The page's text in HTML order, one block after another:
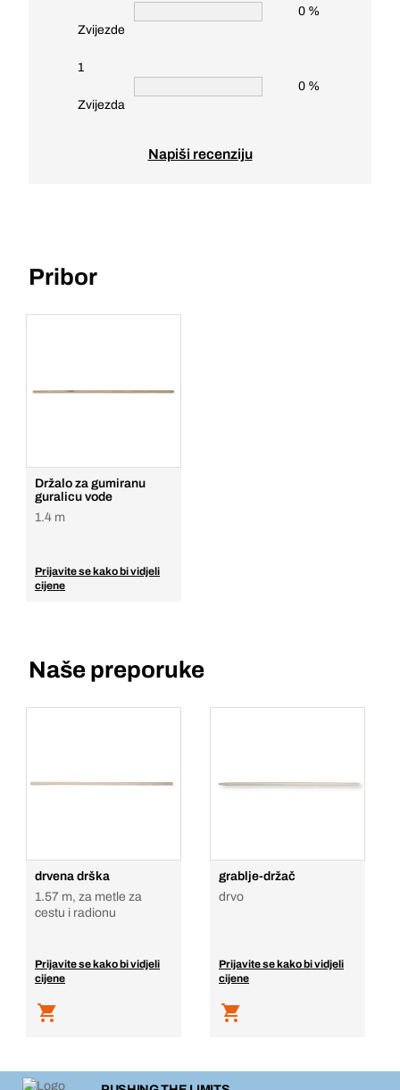
Zvijezde
0 %
1
Zvijezda
0 %
Napiši recenziju
Pribor
Držalo za gumiranu
guralicu vode
1.4 m
Prijavite se kako bi vidjeli
cijene
Naše preporuke
drvena drška
1.57 m, za metle za
cestu i radionu
Prijavite se kako bi vidjeli
cijene
grablje-držač
drvo
Prijavite se kako bi vidjeli
cijene